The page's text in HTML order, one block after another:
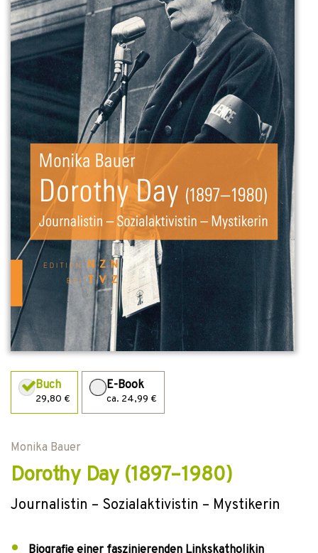
Buch
29,80 €
E-Book
ca. 24,99 €
Monika Bauer
Dorothy Day (1897–1980)
Journalistin – Sozialaktivistin – Mystikerin
Biografie einer faszinierenden Linkskatholikin